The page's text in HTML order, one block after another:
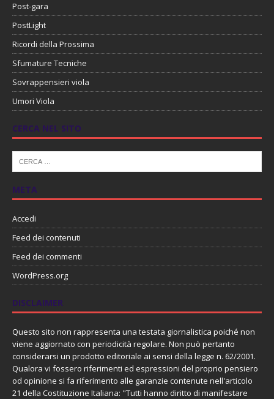
Post-gara
PostLight
Ricordi della Prossima
Sfumature Tecniche
Sovrappensieri viola
Umori Viola
CERCA NEL SITO
META
Accedi
Feed dei contenuti
Feed dei commenti
WordPress.org
DISCLAIMER
Questo sito non rappresenta una testata giornalistica poiché non
viene aggiornato con periodicità regolare. Non può pertanto
considerarsi un prodotto editoriale ai sensi della legge n. 62/2001.
Qualora vi fossero riferimenti ed espressioni del proprio pensiero
od opinione si fa riferimento alle garanzie contenute nell'articolo
21 della Costituzione Italiana: "Tutti hanno diritto di manifestare